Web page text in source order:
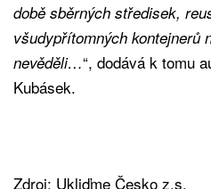
době sběrných středisek,
všudypřítomných kontejnerů
nevěděli…“, dodává k tomu
Kubásek.
Zdroj: Ukliďme Česko z.s.